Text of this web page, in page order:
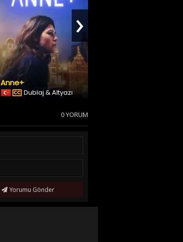
Anne+
Dublaj & Altyazı
›
0 YORUM
Yorumu Gönder